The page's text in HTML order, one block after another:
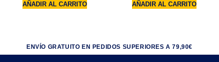
AÑADIR AL CARRITO AÑADIR AL CARRITO
ENVÍO GRATUITO EN PEDIDOS SUPERIORES A 79,90€